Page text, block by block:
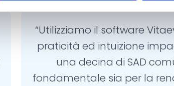
“Utilizziamo il software
praticità ed intuizione
una decina di SAD
fondamentale sia per la